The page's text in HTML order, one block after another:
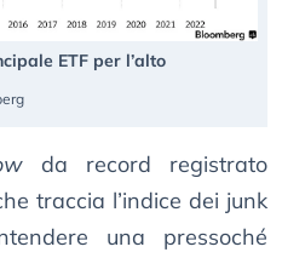
ETF per l’alto
da record registrato
traccia l’indice dei junk
una pressoché